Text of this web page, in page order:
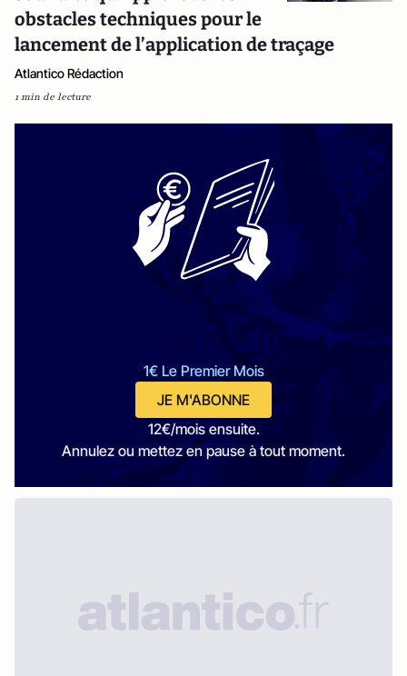
obstacles techniques pour le
lancement de l’application de traçage
Atlantico Rédaction
1 min de lecture
1€ Le Premier Mois
JE M'ABONNE
12€/mois ensuite.
Annulez ou mettez en pause à tout moment.